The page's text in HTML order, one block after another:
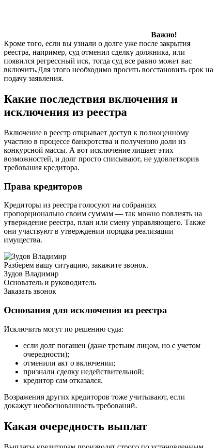
Важно!
Кроме того, если вы узнали о долге уже после закрытия
реестра, например, суд отменил сделку должника, или
появился регрессный иск, тогда суд все равно может вас
включить.Для этого необходимо просить восстановить срок на
подачу заявления.
Какие последствия включения и
исключения из реестра
Включение в реестр открывает доступ к полноценному
участию в процессе банкротства и получению доли из
конкурсной массы. А вот исключение лишает этих
возможностей, и долг просто списывают, не удовлетворив
требования кредитора.
Права кредиторов
Кредиторы из реестра голосуют на собраниях
пропорционально своим суммам — так можно повлиять на
утверждение реестра, план или смену управляющего. Также
они участвуют в утверждении порядка реализации
имущества.
Разберем вашу ситуацию, закажите звонок.
Зудов Владимир
Основатель и руководитель
Заказать звонок
Основания для исключения из реестра
Исключить могут по решению суда:
если долг погашен (даже третьим лицом, но с учетом
очередности);
отменили акт о включении;
признали сделку недействительной;
кредитор сам отказался.
Возражения других кредиторов тоже учитывают, если
докажут необоснованность требований.
Какая очередность выплат